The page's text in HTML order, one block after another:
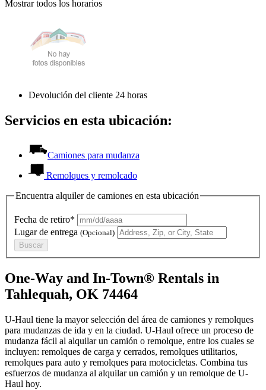
Mostrar todos los horarios
Devolución del cliente 24 horas
Servicios en esta ubicación:
Camiones para mudanza
Remolques y remolcado
Encuentra alquiler de camiones en esta ubicación
Fecha de retiro*
Lugar de entrega (Opcional)
Buscar
One-Way and In-Town® Rentals in
Tahlequah, OK 74464
U-Haul tiene la mayor selección del área de camiones y remolques
para mudanzas de ida y en la ciudad. U-Haul ofrece un proceso de
mudanza fácil al alquilar un camión o remolque, entre los cuales se
incluyen: remolques de carga y cerrados, remolques utilitarios,
remolques para auto y remolques para motocicletas. Combina tus
esfuerzos de mudanza al alquilar un camión y un remolque de U-
Haul hoy.